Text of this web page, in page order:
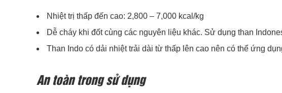
Nhiệt trị thấp đến cao: 2,800 – 7,000 kcal/kg
Dễ cháy khi đốt cùng các nguyên liệu khác. Sử dụng than
Than Indo có dải nhiệt trải dài từ thấp lên cao nên có thể ứng
An toàn trong sử dụng